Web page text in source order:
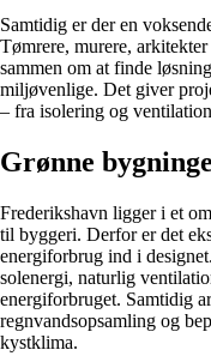
Samtidig er der en
Tømrere, murere,
sammen om at finde
miljøvenlige. Det giver
– fra isolering og
Grønne
Frederikshavn ligger i et
til byggeri. Derfor er det
energiforbrug ind i
solenergi, naturlig
energiforbruget. Samtidig
regnvandsopsamling og
kystklima.